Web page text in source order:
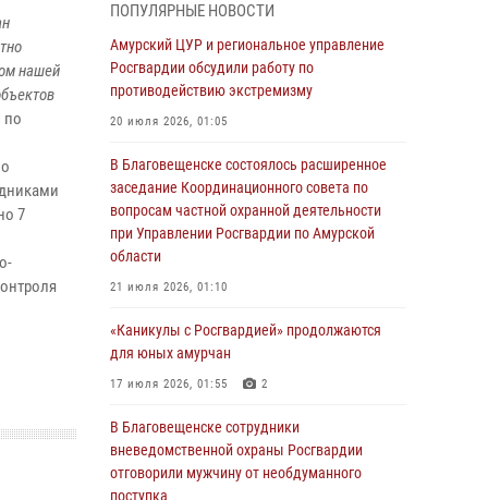
нашей
по
7
Более 2,5 миллионов рублей выплачено
амурчанам за оружие сданное на возмездной
основе
28 июля 2026, 02:00
Итоги работы строевых подразделений
вневедомственной охраны Росгвардии
Амурской области в период с 20 по 26 июля
2026 года
27 июля 2026, 06:28
сотрудников вневедомственной охраны
23 июля 2026, 07:49
поступления на службу в подразделения
территориального Управления Росгвардии
23 июля 2026, 00:00
ПОПУЛЯРНЫЕ НОВОСТИ
Амурский ЦУР и региональное управление
Росгвардии обсудили работу по
противодействию экстремизму
20 июля 2026, 01:05
В Благовещенске состоялось расширенное
заседание Координационного совета по
вопросам частной охранной деятельности
при Управлении Росгвардии по Амурской
области
21 июля 2026, 01:10
«Каникулы с Росгвардией» продолжаются
для юных амурчан
17 июля 2026, 01:55 2
В Благовещенске сотрудники
вневедомственной охраны Росгвардии
отговорили мужчину от необдуманного
поступка